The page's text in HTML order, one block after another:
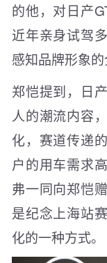
的他，对日产
近年亲身试驾
感知品牌形象的
郑恺提到，日
人的潮流内容
化，赛道传递
户的用车需求
弗一同向郑恺
是纪念上海站
化的一种方式。